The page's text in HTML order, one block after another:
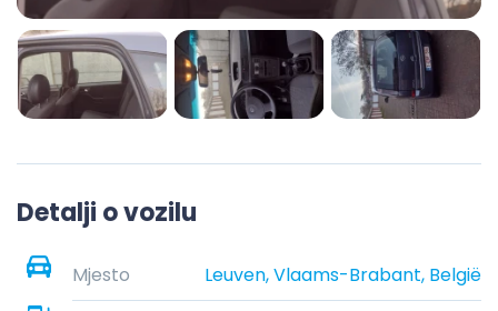
Detalji o vozilu
Mjesto
Leuven, Vlaams-Brabant, België